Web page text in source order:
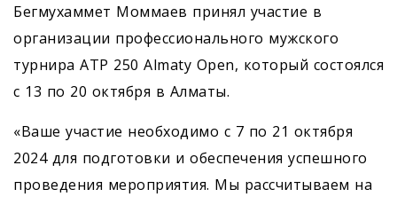
Бегмухаммет Моммаев принял участие в
организации профессионального мужского
турнира ATP 250 Almaty Open, который состоялся
с 13 по 20 октября в Алматы.
«Ваше участие необходимо с 7 по 21 октября
2024 для подготовки и обеспечения успешного
проведения мероприятия. Мы рассчитываем на